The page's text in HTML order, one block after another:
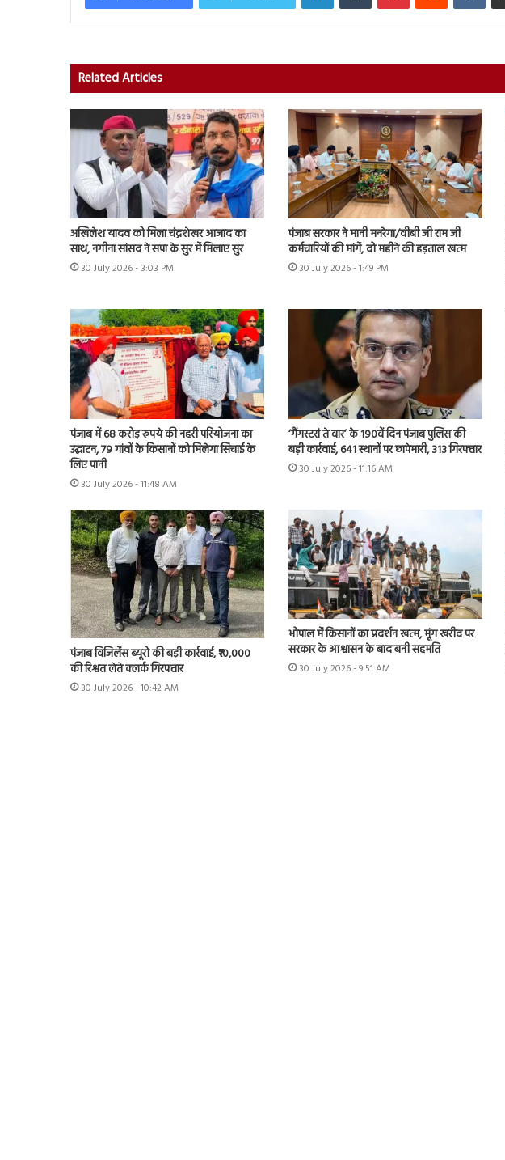
Related Articles
अखिलेश यादव को मिला चंद्रशेखर आजाद का
साथ, नगीना सांसद ने सपा के सुर में मिलाए सुर
30 July 2026 - 3:03 PM
पंजाब सरकार ने मानी मनरेगा/वीबी जी राम जी
कर्मचारियों की मांगें, दो महीने की हड़ताल खत्म
30 July 2026 - 1:49 PM
पंजाब में 68 करोड़ रुपये की नहरी परियोजना का
उद्घाटन, 79 गांवों के किसानों को मिलेगा सिंचाई के
लिए पानी
30 July 2026 - 11:48 AM
‘गैंगस्टरां ते वार’ के 190वें दिन पंजाब पुलिस की
बड़ी कार्रवाई, 641 स्थानों पर छापेमारी, 313 गिरफ्तार
30 July 2026 - 11:16 AM
पंजाब विजिलेंस ब्यूरो की बड़ी कार्रवाई, ₹10,000
की रिश्वत लेते क्लर्क गिरफ्तार
30 July 2026 - 10:42 AM
भोपाल में किसानों का प्रदर्शन खत्म, मूंग खरीद पर
सरकार के आश्वासन के बाद बनी सहमति
30 July 2026 - 9:51 AM